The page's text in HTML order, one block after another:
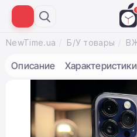
NewTime.ua Б/У товары
Описание Характеристики